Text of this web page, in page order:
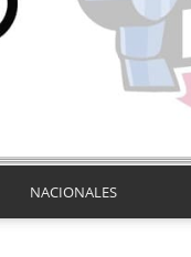
NACIONALES